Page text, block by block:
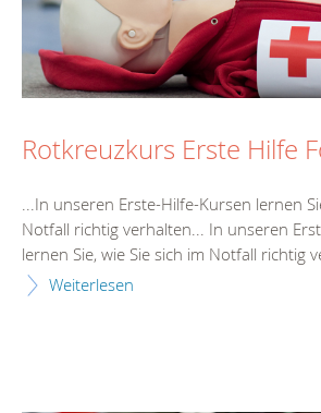
Rotkreuzkurs Erste Hilfe
...In unseren Erste-Hilfe-Kursen lernen
Notfall richtig verhalten... In unseren
lernen Sie, wie Sie sich im Notfall richtig
Weiterlesen